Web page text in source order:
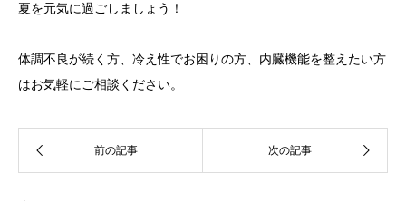
夏を元気に過ごしましょう！
体調不良が続く方、冷え性でお困りの方、内臓機能を整えたい方
はお気軽にご相談ください。